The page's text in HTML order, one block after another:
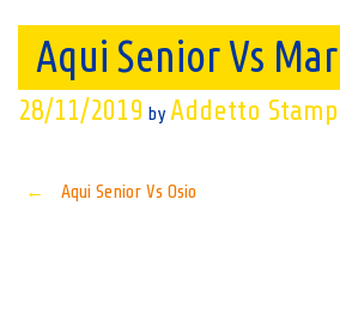
Aqui Senior Vs
28/11/2019 by Addetto
Post
← Aqui Senior Vs Osio